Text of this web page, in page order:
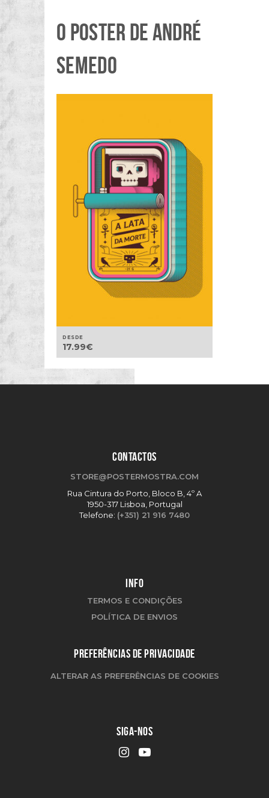
O POSTER DE ANDRÉ
SEMEDO
DESDE
17.99€
CONTACTOS
STORE@POSTERMOSTRA.COM
Rua Cintura do Porto, Bloco B, 4º A
1950-317 Lisboa, Portugal
Telefone: (+351) 21 916 7480
INFO
TERMOS E CONDIÇÕES
POLÍTICA DE ENVIOS
PREFERÊNCIAS DE PRIVACIDADE
ALTERAR AS PREFERÊNCIAS DE COOKIES
SIGA-NOS